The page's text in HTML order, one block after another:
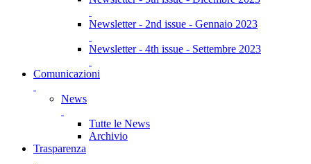
Newsletter - 2nd issue - Gennaio 2023
Newsletter - 4th issue - Settembre 2023
Comunicazioni
News
Tutte le News
Archivio
Trasparenza